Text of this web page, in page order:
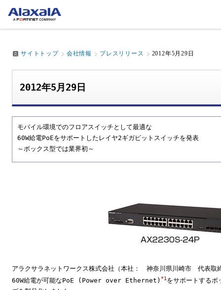
サイトトップ 会社情報 プレスリリース 2012年5月29日
2012年5月29日
モバイル環境でのフロアスイッチとして最適な
60W給電PoEをサポートしたレイヤ2ギガビットスイッチを発表
～ボックス型では業界初～
アラクサラネットワークス株式会社（本社： 神奈川県川崎市 代表
60W給電が可能なPoE (Power over Ethernet) *1 をサポートするボ